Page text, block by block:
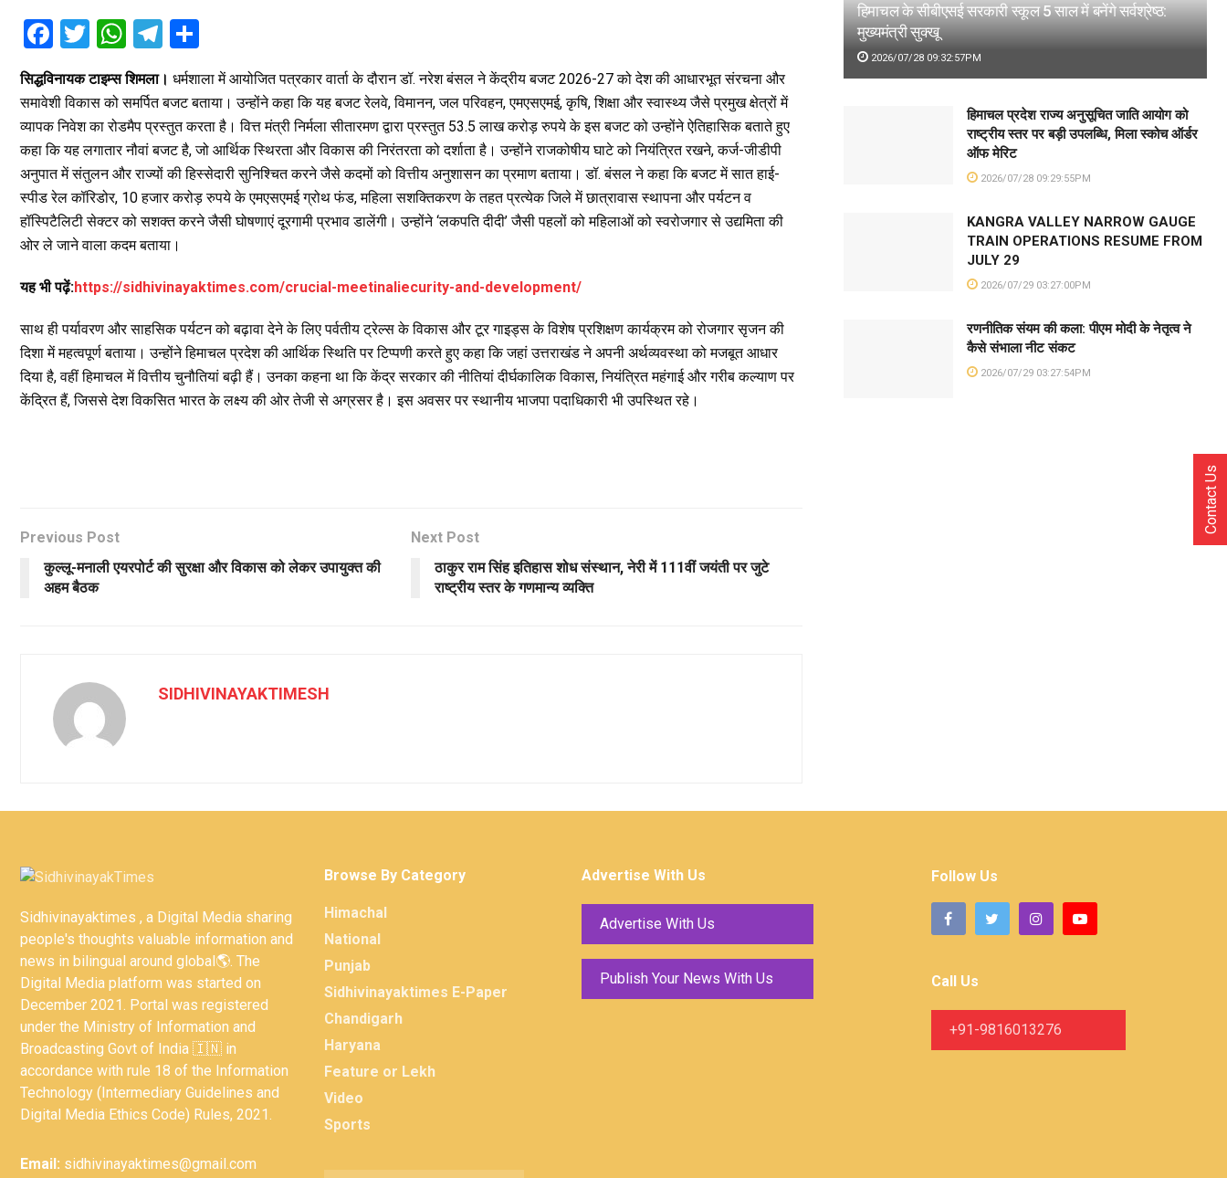
F
ce
b
o
o
k
T
tt
er
W
h
at
s
A
p
p
T
e
gr
a
m
ar
e
सिद्धविनायक टाइम्स शिमला। धर्मशाला में आयोजित पत्रकार वार्ता के दौरान डॉ. नरेश बंसल ने केंद्रीय बजट 2026-27 को देश की आधारभूत संरचना और
समावेशी विकास को समर्पित बजट बताया। उन्होंने कहा कि यह बजट रेलवे, विमानन, जल परिवहन, एमएसएमई, कृषि, शिक्षा और स्वास्थ्य जैसे प्रमुख क्षेत्रों में
व्यापक निवेश का रोडमैप प्रस्तुत करता है। वित्त मंत्री निर्मला सीतारमण द्वारा प्रस्तुत 53.5 लाख करोड़ रुपये के इस बजट को उन्होंने ऐतिहासिक बताते हुए
कहा कि यह लगातार नौवां बजट है, जो आर्थिक स्थिरता और विकास की निरंतरता को दर्शाता है। उन्होंने राजकोषीय घाटे को नियंत्रित रखने, कर्ज-जीडीपी
अनुपात में संतुलन और राज्यों की हिस्सेदारी सुनिश्चित करने जैसे कदमों को वित्तीय अनुशासन का प्रमाण बताया। डॉ. बंसल ने कहा कि बजट में सात हाई-
स्पीड रेल कॉरिडोर, 10 हजार करोड़ रुपये के एमएसएमई ग्रोथ फंड, महिला सशक्तिकरण के तहत प्रत्येक जिले में छात्रावास स्थापना और पर्यटन व
हॉस्पिटैलिटी सेक्टर को सशक्त करने जैसी घोषणाएं दूरगामी प्रभाव डालेंगी। उन्होंने ‘लकपति दीदी’ जैसी पहलों को महिलाओं को स्वरोजगार से उद्यमिता की
ओर ले जाने वाला कदम बताया।
यह भी पढ़ें:https://sidhivinayaktimes.com/crucial-meetinaliecurity-and-development/
साथ ही पर्यावरण और साहसिक पर्यटन को बढ़ावा देने के लिए पर्वतीय ट्रेल्स के विकास और टूर गाइड्स के विशेष प्रशिक्षण कार्यक्रम को रोजगार सृजन की
दिशा में महत्वपूर्ण बताया। उन्होंने हिमाचल प्रदेश की आर्थिक स्थिति पर टिप्पणी करते हुए कहा कि जहां उत्तराखंड ने अपनी अर्थव्यवस्था को मजबूत आधार
दिया है, वहीं हिमाचल में वित्तीय चुनौतियां बढ़ी हैं। उनका कहना था कि केंद्र सरकार की नीतियां दीर्घकालिक विकास, नियंत्रित महंगाई और गरीब कल्याण पर
केंद्रित हैं, जिससे देश विकसित भारत के लक्ष्य की ओर तेजी से अग्रसर है। इस अवसर पर स्थानीय भाजपा पदाधिकारी भी उपस्थित रहे।
Previous Post
कुल्लू-मनाली एयरपोर्ट की सुरक्षा और विकास को लेकर उपायुक्त की
अहम बैठक
Next Post
ठाकुर राम सिंह इतिहास शोध संस्थान, नेरी में 111वीं जयंती पर जुटे
राष्ट्रीय स्तर के गणमान्य व्यक्ति
SIDHIVINAYAKTIMESH
हिमाचल के सीबीएसई सरकारी स्कूल 5 साल में बनेंगे सर्वश्रेष्ठ:
मुख्यमंत्री सुक्खू
2026/07/28 09:32:57PM
हिमाचल प्रदेश राज्य अनुसूचित जाति आयोग को
राष्ट्रीय स्तर पर बड़ी उपलब्धि, मिला स्कोच ऑर्डर
ऑफ मेरिट
2026/07/28 09:29:55PM
KANGRA VALLEY NARROW GAUGE
TRAIN OPERATIONS RESUME FROM
JULY 29
2026/07/29 03:27:00PM
रणनीतिक संयम की कला: पीएम मोदी के नेतृत्व ने
कैसे संभाला नीट संकट
2026/07/29 03:27:54PM
Sidhivinayaktimes , a Digital Media sharing
people's thoughts valuable information and
news in bilingual around global🌎. The
Digital Media platform was started on
December 2021. Portal was registered
under the Ministry of Information and
Broadcasting Govt of India 🇮🇳 in
accordance with rule 18 of the Information
Technology (Intermediary Guidelines and
Digital Media Ethics Code) Rules, 2021.
Email: sidhivinayaktimes@gmail.com
Browse By Category
Himachal
National
Punjab
Sidhivinayaktimes E-Paper
Chandigarh
Haryana
Feature or Lekh
Video
Sports
Advertise With Us
Advertise With Us
Publish Your News With Us
Follow Us
Call Us
+91-9816013276
Contact Us